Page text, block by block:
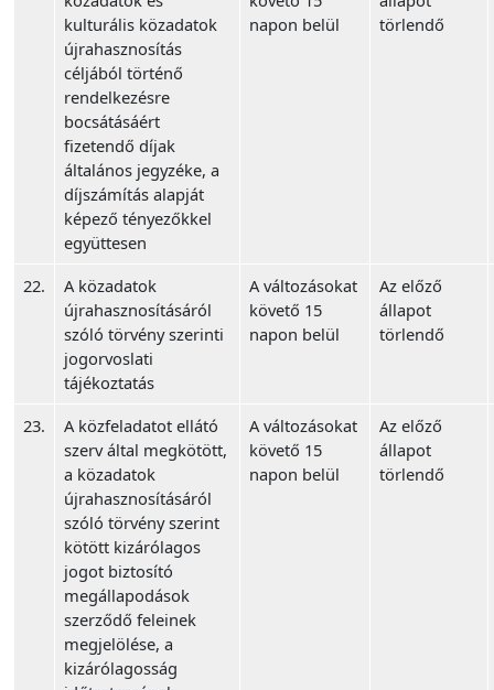
kulturális közadatok
újrahasznosítás
céljából történő
rendelkezésre
bocsátásáért
fizetendő díjak
általános jegyzéke, a
díjszámítás alapját
képező tényezőkkel
együttesen
napon belül
törlendő
22.
A közadatok
újrahasznosításáról
szóló törvény szerinti
jogorvoslati
tájékoztatás
A változásokat
követő 15
napon belül
Az előző
állapot
törlendő
23.
A közfeladatot ellátó
szerv által megkötött,
a közadatok
újrahasznosításáról
szóló törvény szerint
kötött kizárólagos
jogot biztosító
megállapodások
szerződő feleinek
megjelölése, a
kizárólagosság
A változásokat
követő 15
napon belül
Az előző
állapot
törlendő